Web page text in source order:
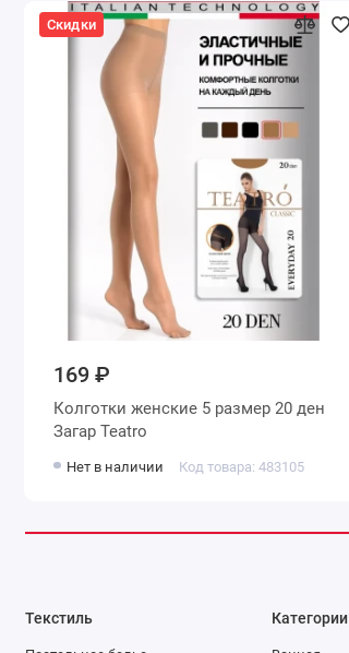
Скидки
169 ₽
Колготки женские 5 размер 20 ден
Загар Teatro
Нет в наличии Код товара: 483105
Текстиль Категории